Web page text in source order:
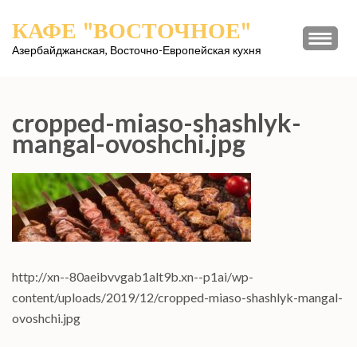
содержимому
КАФЕ "ВОСТОЧНОЕ"
Азербайджанская, Восточно-Европейская кухня
cropped-miaso-shashlyk-
mangal-ovoshchi.jpg
http://xn--80aeibvvgab1alt9b.xn--p1ai/wp-
content/uploads/2019/12/cropped-miaso-shashlyk-mangal-
ovoshchi.jpg